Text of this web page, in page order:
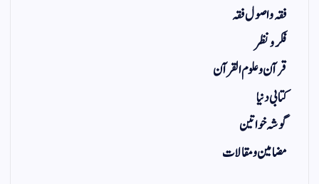
فقہ و اصول فقہ
فکر و نظر
قرآن و علوم القرآن
کتابی دنیا
گوشہ خواتین
مضامین و مقالات